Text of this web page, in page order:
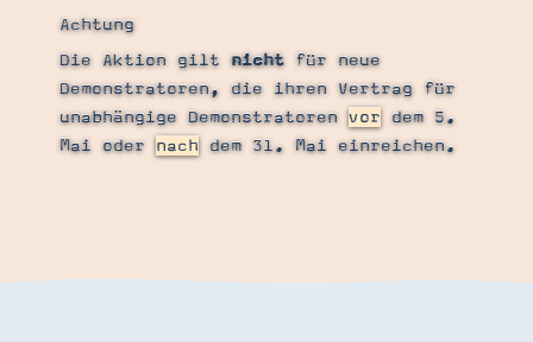
Achtung
Die Aktion giltnicht für neue
Demonstratoren, die ihren Vertrag für
unabhängige Demonstratoren vor dem 5.
Mai oder nach dem 31. Mai einreichen.